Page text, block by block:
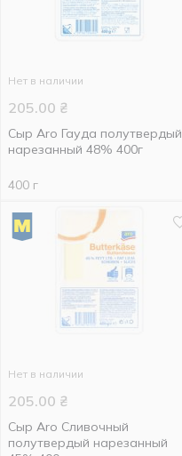
Нет в наличии
205.00 ₴
Сыр Aro Гауда полутвердый
нарезанный 48% 400г
400 г
Нет в наличии
205.00 ₴
Сыр Aro Сливочный
полутвердый нарезанный